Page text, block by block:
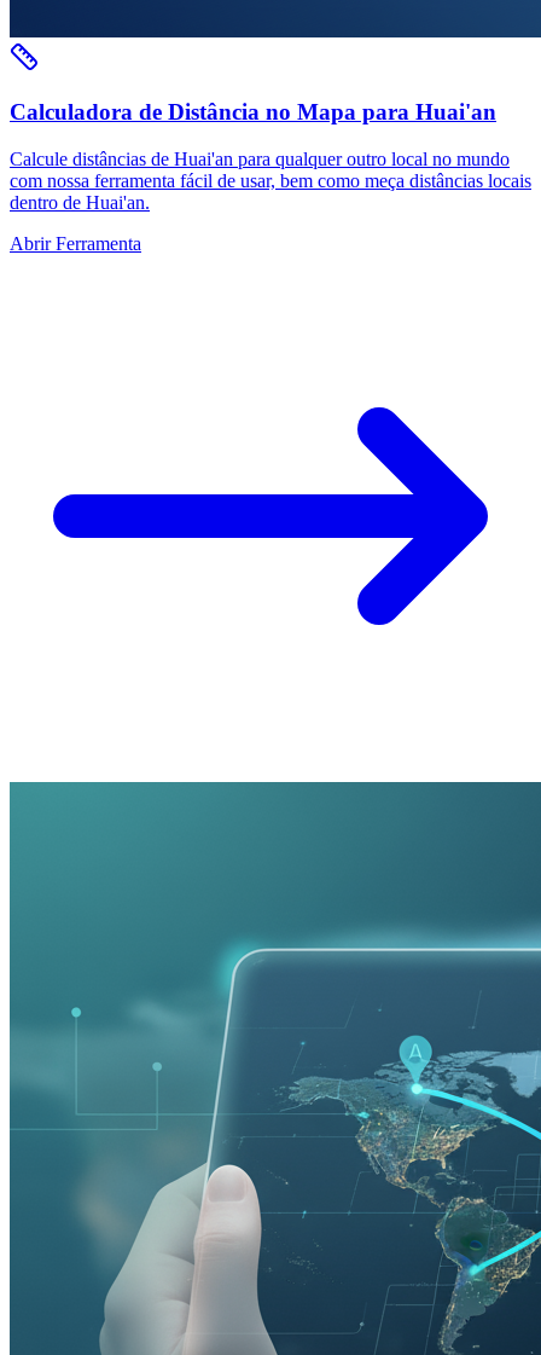
Calculadora de Distância no Mapa para Huai'an
Calcule distâncias de Huai'an para qualquer outro local no mundo
com nossa ferramenta fácil de usar, bem como meça distâncias locais
dentro de Huai'an.
Abrir Ferramenta